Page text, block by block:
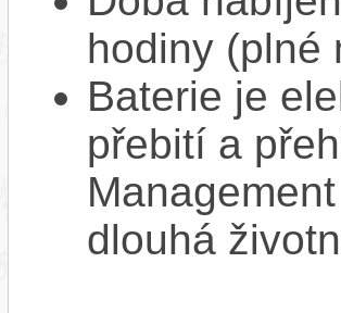
hodiny (plné
Baterie je
přebití a
dlouhá